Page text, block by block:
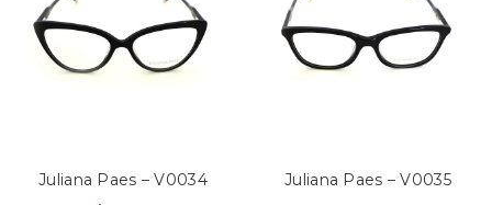
Juliana Paes – V0034 Juliana Paes – V0035